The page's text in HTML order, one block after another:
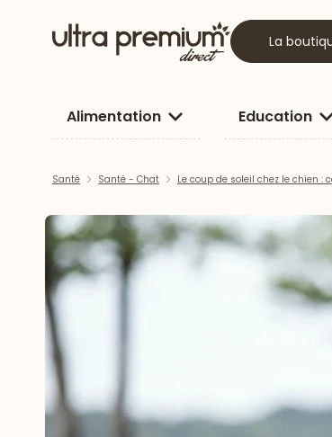
La
Alimentation Education
Santé Santé - Chat Le coup de soleil chez le chien